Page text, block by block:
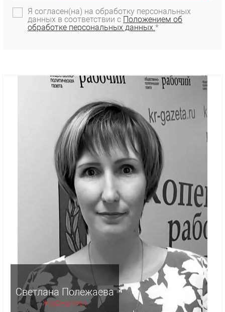
Я согласен(на) на обработку персональных
данных в соответствии с Положением об
обработке персональных данных.*
Светлана Полежаева
журналист